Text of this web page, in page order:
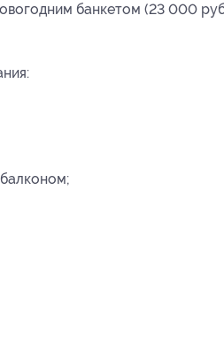
банкетом (23 000